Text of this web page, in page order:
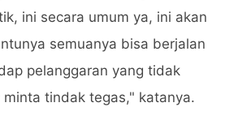
ini secara umum ya, ini akan
semuanya bisa berjalan
pelanggaran yang tidak
tindak tegas," katanya.